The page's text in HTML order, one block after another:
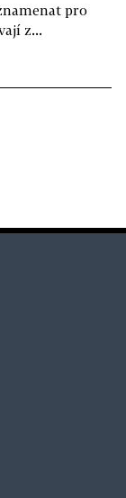
pro
z...